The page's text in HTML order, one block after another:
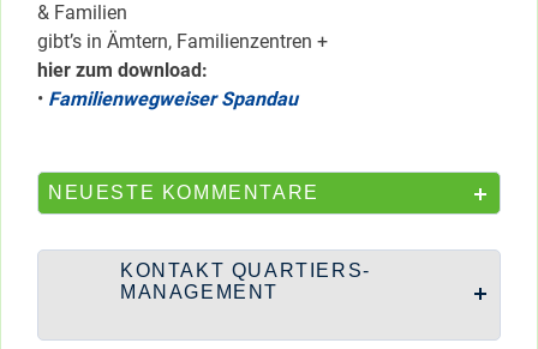
& Familien
gibt’s in Ämtern, Familienzentren +
hier zum download:
• Familienwegweiser Spandau
NEUESTE KOMMENTARE
KONTAKT QUARTIERS-
MANAGEMENT